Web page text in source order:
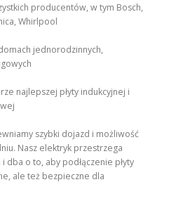
producentów, w tym Bosch,
Whirlpool
jednorodzinnych,
najlepszej płyty indukcyjnej i
szybki dojazd i możliwość
Nasz elektryk przestrzega
o to, aby podłączenie płyty
ale też bezpieczne dla